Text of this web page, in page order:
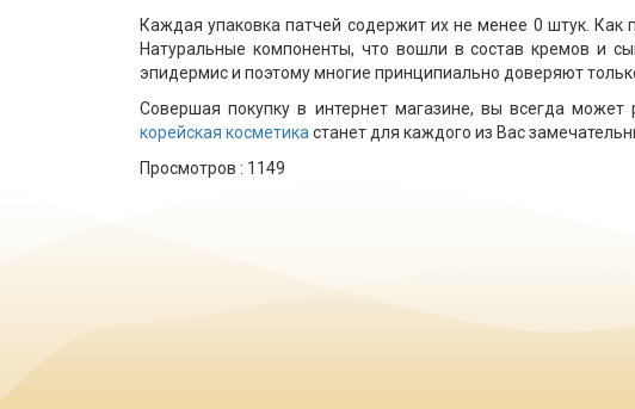
Каждая упаковка патчей содержит их не менее 0 штук. Как
Натуральные компоненты, что вошли в состав кремов и
эпидермис и поэтому многие принципиально доверяют
Совершая покупку в интернет магазине, вы всегда может
корейская косметика станет для каждого из Вас
Просмотров : 1149